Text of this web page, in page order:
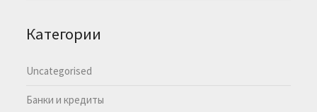
Категории
Uncategorised
Банки и кредиты